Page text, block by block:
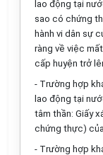
lao động tại
sao có chứng
hành vi dân sự
ràng về việc
cấp huyện trở
- Trường hợp
lao động tại
tâm thần: Giấy
chứng thực)
- Trường hợp